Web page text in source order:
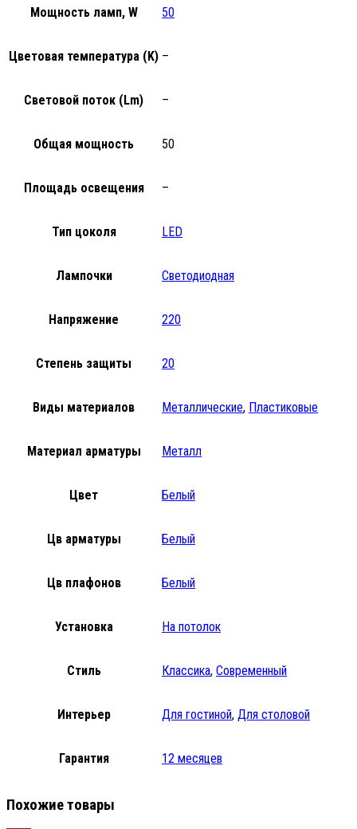
Мощность ламп, W 50
Цветовая температура (K) –
Световой поток (Lm) –
Общая мощность 50
Площадь освещения –
Тип цоколя LED
Лампочки Светодиодная
Напряжение 220
Степень защиты 20
Виды материалов Металлические, Пластиковые
Материал арматуры Металл
Цвет Белый
Цв арматуры Белый
Цв плафонов Белый
Установка На потолок
Стиль Классика, Современный
Интерьер Для гостиной, Для столовой
Гарантия 12 месяцев
Похожие товары